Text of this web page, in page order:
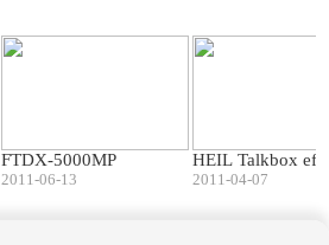
FTDX-5000MP
2011-06-13
HEIL Talkbox
2011-04-07